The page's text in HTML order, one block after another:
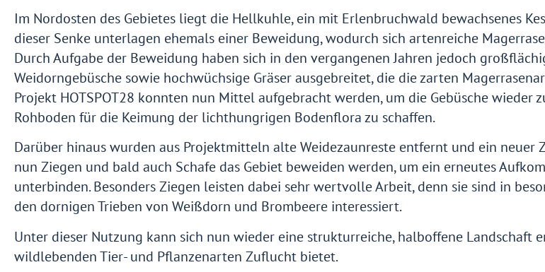
Im Nordosten des Gebietes liegt die Hellkuhle, ein mit Erlenbruchwald bewachsenes
dieser Senke unterlagen ehemals einer Beweidung, wodurch sich artenreiche
Durch Aufgabe der Beweidung haben sich in den vergangenen Jahren jedoch
Weidorngebüsche sowie hochwüchsige Gräser ausgebreitet, die die zarten
Projekt HOTSPOT28 konnten nun Mittel aufgebracht werden, um die Gebüsche wieder
Rohboden für die Keimung der lichthungrigen Bodenflora zu schaffen.
Darüber hinaus wurden aus Projektmitteln alte Weidezaunreste entfernt und ein neuer
nun Ziegen und bald auch Schafe das Gebiet beweiden werden, um ein erneutes
unterbinden. Besonders Ziegen leisten dabei sehr wertvolle Arbeit, denn sie sind in
den dornigen Trieben von Weißdorn und Brombeere interessiert.
Unter dieser Nutzung kann sich nun wieder eine strukturreiche, halboffene Landschaft
wildlebenden Tier- und Pflanzenarten Zuflucht bietet.